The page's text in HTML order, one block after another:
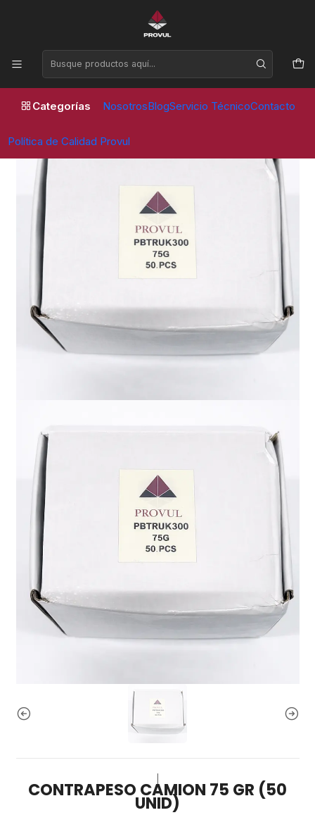
Categorías NosotrosBlogServicio TécnicoContacto
Política de Calidad Provul
Horario de atención Lunes a Viernes de 09:00 a 17:30 horas
Inicio Contrapesos
CONTRAPESO CAMION 75 GR (50
UNID)